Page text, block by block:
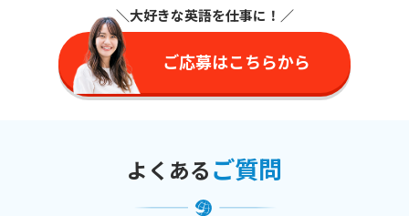
＼大好きな英語を仕事に ！／
ご応募はこちらから
よくあるご質問